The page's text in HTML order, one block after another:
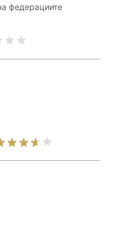
федерациите